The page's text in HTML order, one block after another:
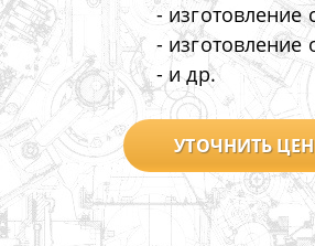
- изготовление
- изготовление
- и др.
УТОЧНИТЬ